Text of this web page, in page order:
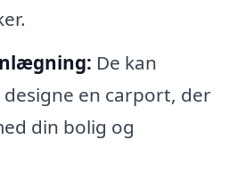
De kan
en carport, der
din bolig og